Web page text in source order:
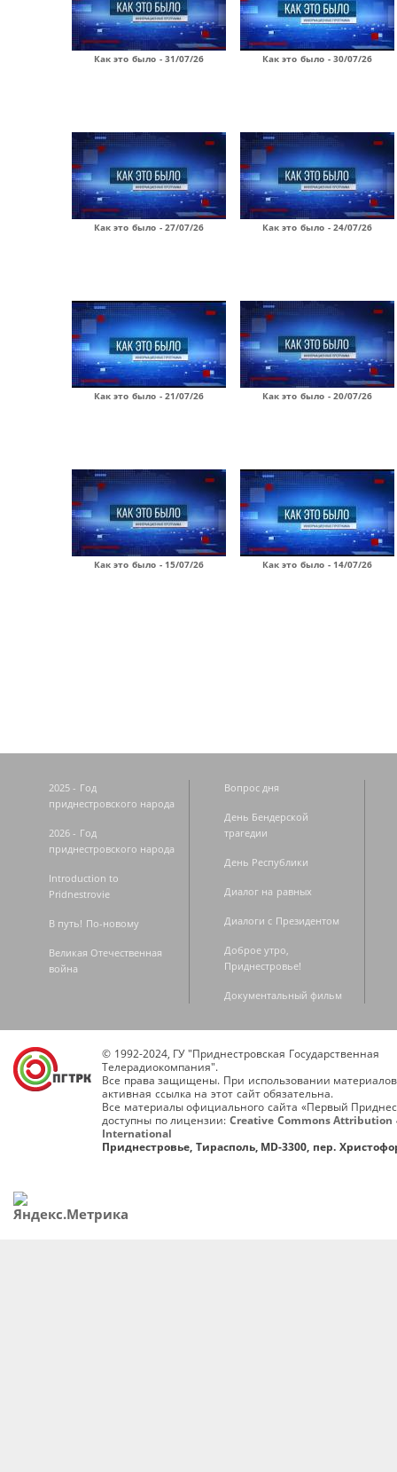
Как это было - 31/07/26 Как это было - 30/07/26
Как это было - 27/07/26 Как это было - 24/07/26
Как это было - 21/07/26 Как это было - 20/07/26
Как это было - 15/07/26 Как это было - 14/07/26
2025 - Год
приднестровского народа
2026 - Год
приднестровского народа
Introduction to
Pridnestrovie
В путь! По-новому
Великая Отечественная
война
Вопрос дня
День Бендерской
трагедии
День Республики
Диалог на равных
Диалоги с Президентом
Доброе утро,
Приднестровье!
Документальный фильм
© 1992-2024, ГУ "Приднестровская Государственная
Телерадиокомпания".
Все права защищены. При использовании
активная ссылка на этот сайт обязательна.
Все материалы официального сайта «Первый
доступны по лицензии: Creative Commons Attribution
International
Приднестровье, Тирасполь, MD-3300, пер.